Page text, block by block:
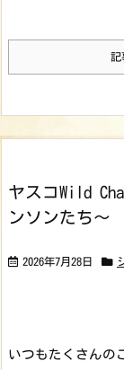
記
ヤスコWild
ンソンたち～
2026年7月28日
いつもたくさんの